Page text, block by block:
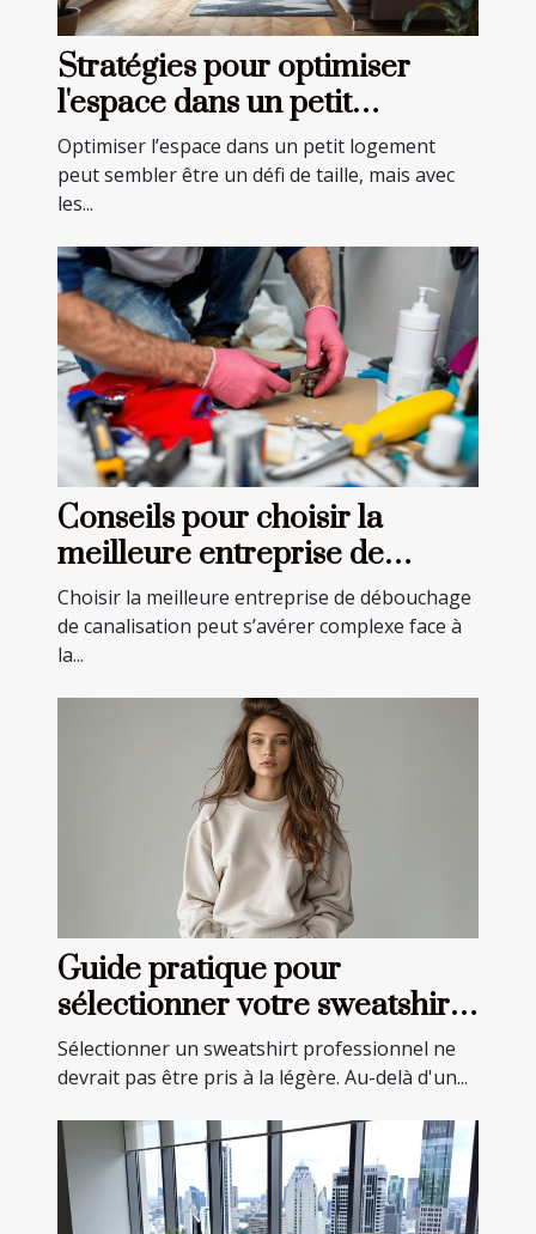
Stratégies pour optimiser
l'espace dans un petit
logement
Optimiser l’espace dans un petit logement
peut sembler être un défi de taille, mais avec
les...
Conseils pour choisir la
meilleure entreprise de
débouchage de canalisation
Choisir la meilleure entreprise de débouchage
de canalisation peut s’avérer complexe face à
la...
Guide pratique pour
sélectionner votre sweatshirt
professionnel idéal
Sélectionner un sweatshirt professionnel ne
devrait pas être pris à la légère. Au-delà d'un...